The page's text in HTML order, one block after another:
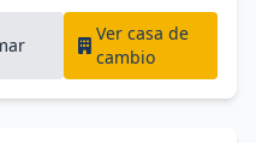
Ver casa de
cambio